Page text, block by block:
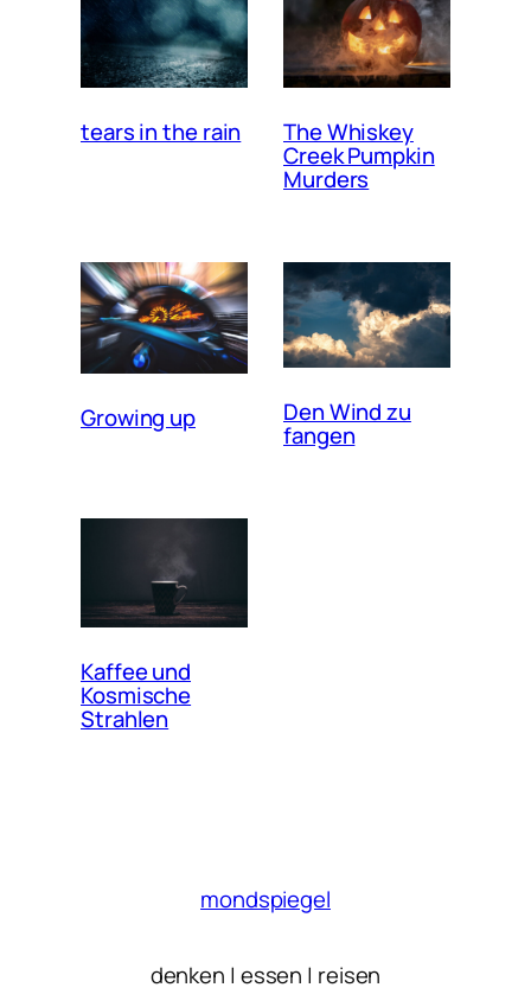
tears in the rain The Whiskey
Creek Pumpkin
Murders
Growing up Den Wind zu
fangen
Kaffee und
Kosmische
Strahlen
mondspiegel
denken | essen | reisen